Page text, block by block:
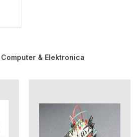
& Elektronica